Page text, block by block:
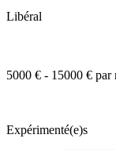
Libéral
5000 € - 15000 € par
Expérimenté(e)s